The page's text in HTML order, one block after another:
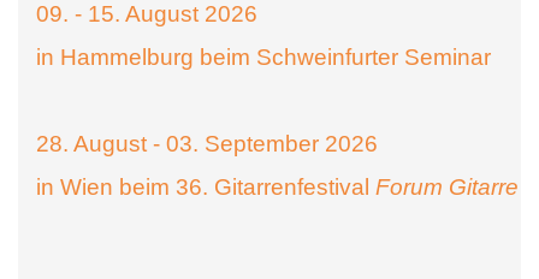
09. - 15. August 2026
in Hammelburg beim Schweinfurter Seminar
28. August - 03. September 2026
in Wien beim 36. Gitarrenfestival Forum Gitarre